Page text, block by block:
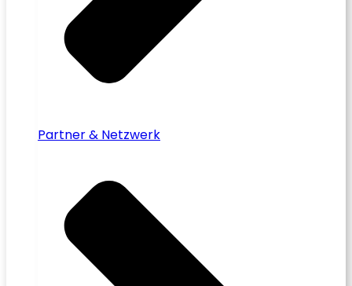
Partner & Netzwerk